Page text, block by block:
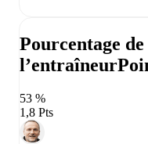
Pourcentage
l’entraîneur
53 %
1,8 Pts